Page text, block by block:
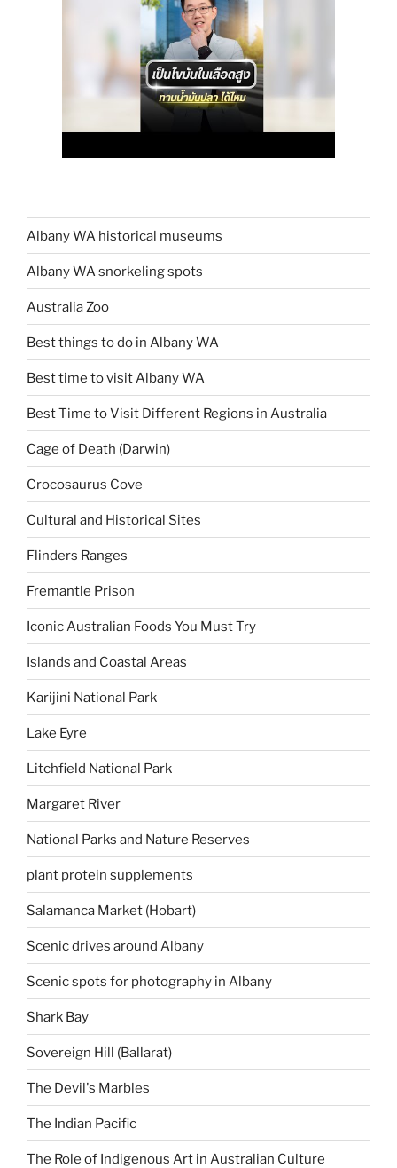
Albany WA historical museums
Albany WA snorkeling spots
Australia Zoo
Best things to do in Albany WA
Best time to visit Albany WA
Best Time to Visit Different Regions in Australia
Cage of Death (Darwin)
Crocosaurus Cove
Cultural and Historical Sites
Flinders Ranges
Fremantle Prison
Iconic Australian Foods You Must Try
Islands and Coastal Areas
Karijini National Park
Lake Eyre
Litchfield National Park
Margaret River
National Parks and Nature Reserves
plant protein supplements
Salamanca Market (Hobart)
Scenic drives around Albany
Scenic spots for photography in Albany
Shark Bay
Sovereign Hill (Ballarat)
The Devil's Marbles
The Indian Pacific
The Role of Indigenous Art in Australian Culture